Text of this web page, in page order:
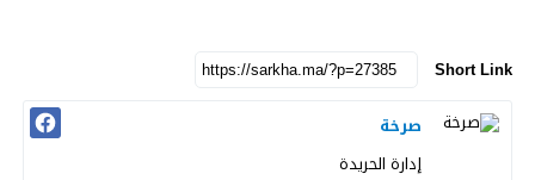
Short Link
صرخة
إدارة الحريدة